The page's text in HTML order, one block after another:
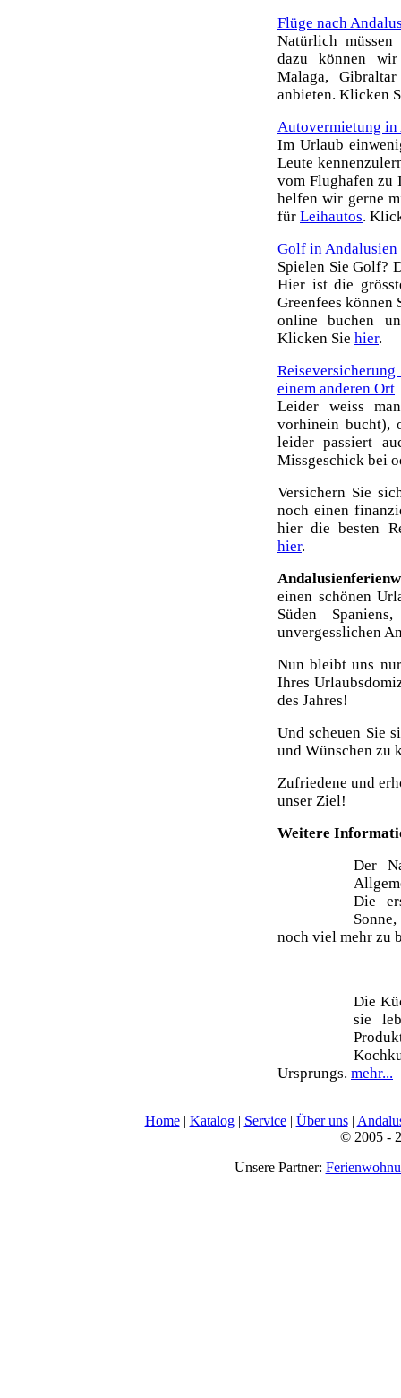
Flüge nach
Natürlich
dazu können
Malaga,
anbieten. Klicken
Autovermietung in
Im Urlaub
Leute
vom Flughafen zu
helfen wir gerne
für Leihautos.
Golf in Andalusien
Spielen Sie Golf?
Hier ist die
Greenfees können
online buchen
Klicken Sie hier.
einem anderen Ort
Leider weiss
vorhinein bucht),
leider passiert
Missgeschick bei
Versichern Sie
noch einen
hier die besten
hier.
einen schönen
Süden
unvergesslichen
Nun bleibt uns
Ihres
des Jahres!
Und scheuen Sie
und Wünschen zu
Zufriedene und
unser Ziel!
Weitere
Der
Die
noch viel mehr zu
Die
sie
Ursprungs. mehr...
Home| Katalog| Service| Über uns|
© 2005 -
Unsere Partner: